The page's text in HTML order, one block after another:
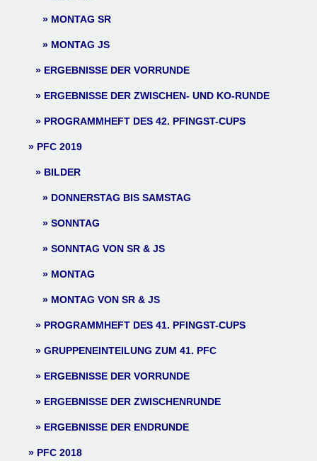
MONTAG SR
MONTAG JS
ERGEBNISSE DER VORRUNDE
ERGEBNISSE DER ZWISCHEN- UND KO-RUNDE
PROGRAMMHEFT DES 42. PFINGST-CUPS
PFC 2019
BILDER
DONNERSTAG BIS SAMSTAG
SONNTAG
SONNTAG VON SR & JS
MONTAG
MONTAG VON SR & JS
PROGRAMMHEFT DES 41. PFINGST-CUPS
GRUPPENEINTEILUNG ZUM 41. PFC
ERGEBNISSE DER VORRUNDE
ERGEBNISSE DER ZWISCHENRUNDE
ERGEBNISSE DER ENDRUNDE
PFC 2018